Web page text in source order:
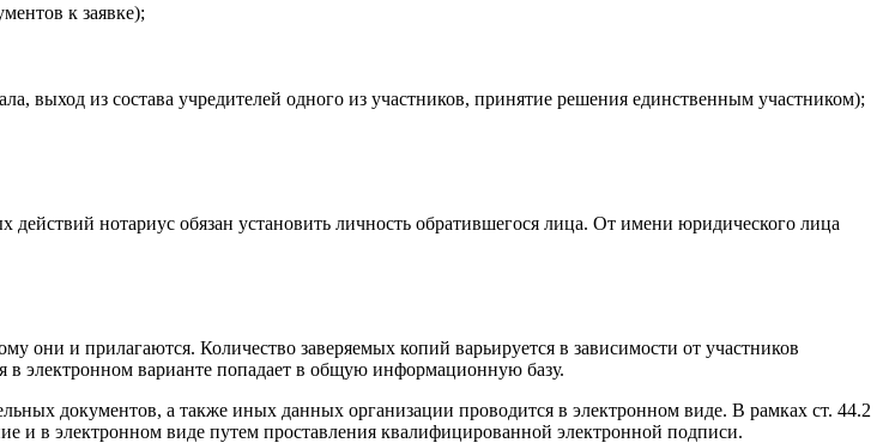
к заявке);
выход из состава учредителей одного из участников, принятие решения единственным участником);
нотариус обязан установить личность обратившегося лица. От имени юридического лица
они и прилагаются. Количество заверяемых копий варьируется в зависимости от участников
в электронном варианте попадает в общую информационную базу.
документов, а также иных данных организации проводится в электронном виде. В рамках ст. 44.2
и в электронном виде путем проставления квалифицированной электронной подписи.